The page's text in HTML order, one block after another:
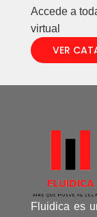
Accede a
virtual
VER
Fluidica es